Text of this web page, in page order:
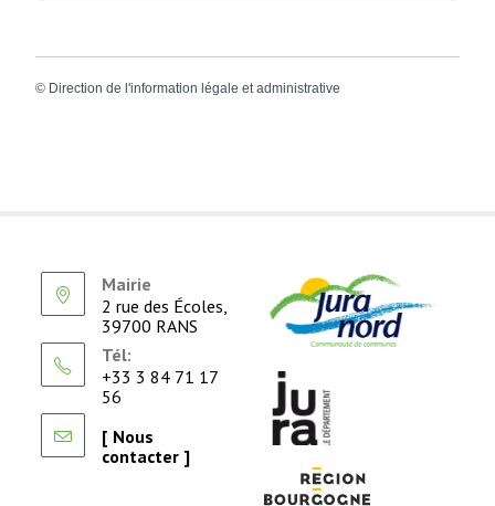
© Direction de l'information légale et administrative
Mairie
2 rue des Écoles,
39700 RANS
Tél:
+33 3 84 71 17
56
[ Nous
contacter ]